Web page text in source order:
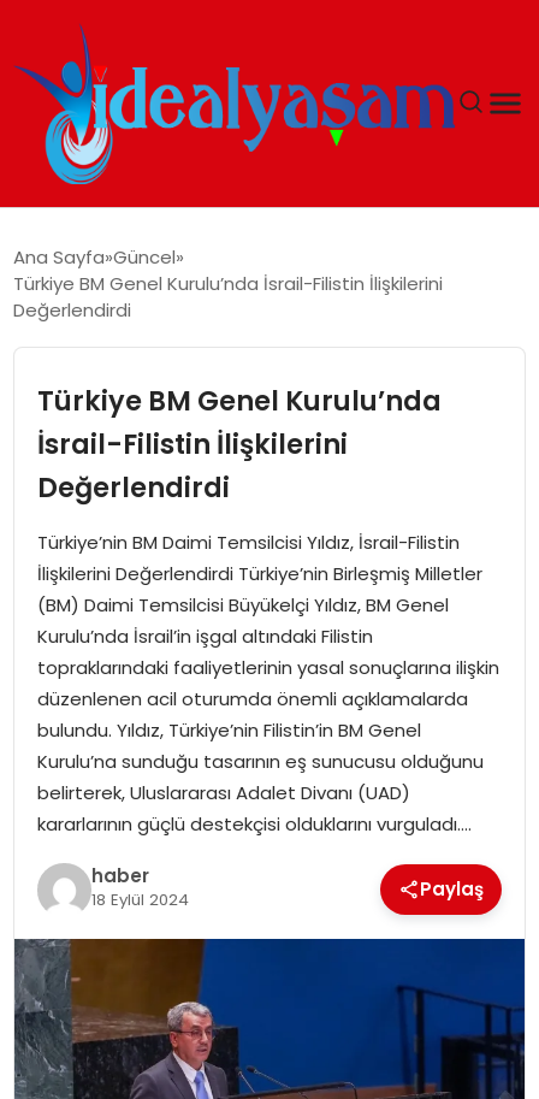
GÜNDEM
İDEAL YAŞAM
İDEAL SPOR
YAŞAM
MAGAZIN
SAĞLIK
SOSYAL HABER
Ana Sayfa Güncel
Türkiye BM Genel Kurulu’nda İsrail-Filistin İlişkilerini
Değerlendirdi
Türkiye BM Genel Kurulu’nda
İsrail-Filistin İlişkilerini
Değerlendirdi
Türkiye’nin BM Daimi Temsilcisi Yıldız, İsrail-Filistin
İlişkilerini Değerlendirdi Türkiye’nin Birleşmiş Milletler
(BM) Daimi Temsilcisi Büyükelçi Yıldız, BM Genel
Kurulu’nda İsrail’in işgal altındaki Filistin
topraklarındaki faaliyetlerinin yasal sonuçlarına ilişkin
düzenlenen acil oturumda önemli açıklamalarda
bulundu. Yıldız, Türkiye’nin Filistin’in BM Genel
Kurulu’na sunduğu tasarının eş sunucusu olduğunu
belirterek, Uluslararası Adalet Divanı (UAD)
kararlarının güçlü destekçisi olduklarını vurguladı….
haber
18 Eylül 2024 Paylaş